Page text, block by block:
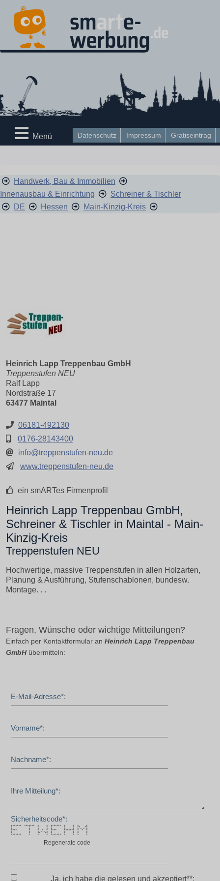
Datenschutz Impressum Gratiseintrag
Menü
Handwerk, Bau & Immobilien
Innenausbau & Einrichtung
Schreiner & Tischler
DE
Hessen Main-Kinzig-Kreis
Heinrich Lapp Treppenbau GmbH
Treppenstufen NEU
Ralf Lapp
Nordstraße 17
63477 Maintal
06181-492130
0176-28143400
info@treppenstufen-neu.de
www.treppenstufen-neu.de
ein smARTes Firmenprofil
Heinrich Lapp Treppenbau GmbH,
Schreiner & Tischler in Maintal - Main-
Kinzig-Kreis
Treppenstufen NEU
Hochwertige, massive Treppenstufen in allen Holzarten,
Planung & Ausführung, Stufenschablonen, bundesw.
Montage. . .
Fragen, Wünsche oder wichtige Mitteilungen?
Einfach per Kontaktformular an Heinrich Lapp Treppenbau
GmbHübermitteln:
E-Mail-Adresse*:
Vorname*:
Nachname*:
Ihre Mitteilung*:
Sicherheitscode*:
******* ******* * * ******* * * * *
* * * * * * * ** **
* * * * * * * * * * *
**** * * * * **** ******* * * *
* * * * * * * * * * *
* * ** ** * * * * *
******* * * * ******* * * * *
Regenerate code
Ja, ich habe die gelesen und akzeptiert**: